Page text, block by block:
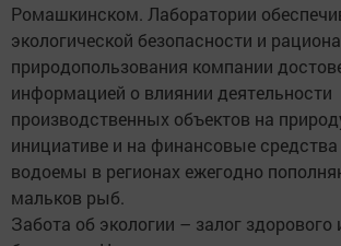
Ромашкинском. Лаборатории
экологической безопасности и
природопользования компании
информацией о влиянии деятельности
производственных объектов на
инициативе и на финансовые
водоемы в регионах ежегодно
мальков рыб.
Забота об экологии – залог здорового